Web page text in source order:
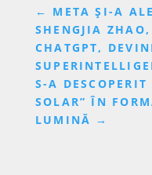
← META ȘI-A
SHENGJIA
CHATGPT,
S-A
SOLAR” ÎN
LUMINĂ →